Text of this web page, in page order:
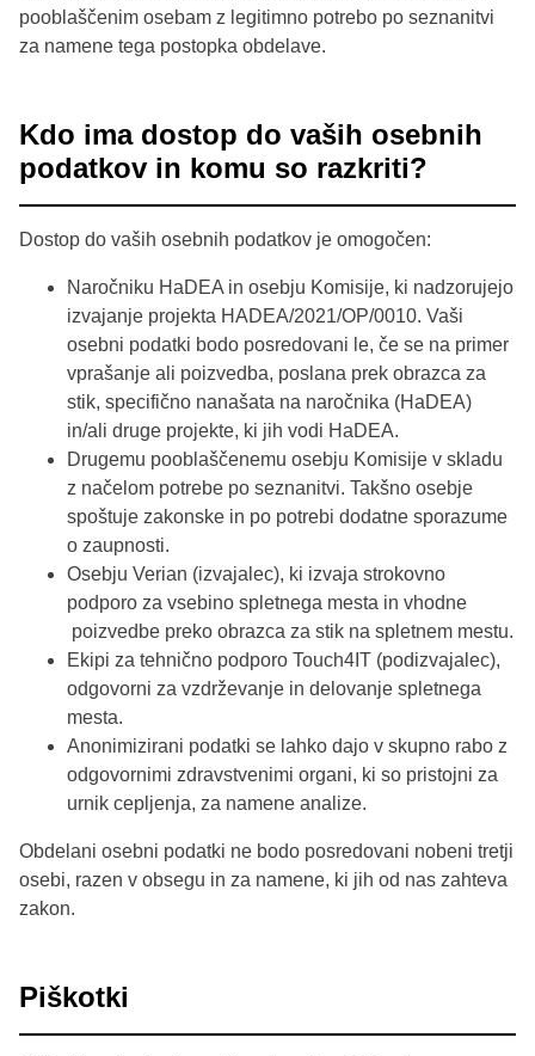
pooblaščenim osebam z legitimno potrebo po seznanitvi
za namene tega postopka obdelave.
Kdo ima dostop do vaših osebnih
podatkov in komu so razkriti?
Dostop do vaših osebnih podatkov je omogočen:
Naročniku HaDEA in osebju Komisije, ki nadzorujejo
izvajanje projekta HADEA/2021/OP/0010. Vaši
osebni podatki bodo posredovani le, če se na primer
vprašanje ali poizvedba, poslana prek obrazca za
stik, specifično nanašata na naročnika (HaDEA)
in/ali druge projekte, ki jih vodi HaDEA.
Drugemu pooblaščenemu osebju Komisije v skladu
z načelom potrebe po seznanitvi. Takšno osebje
spoštuje zakonske in po potrebi dodatne sporazume
o zaupnosti.
Osebju Verian (izvajalec), ki izvaja strokovno
podporo za vsebino spletnega mesta in vhodne
poizvedbe preko obrazca za stik na spletnem mestu.
Ekipi za tehnično podporo Touch4IT (podizvajalec),
odgovorni za vzdrževanje in delovanje spletnega
mesta.
Anonimizirani podatki se lahko dajo v skupno rabo z
odgovornimi zdravstvenimi organi, ki so pristojni za
urnik cepljenja, za namene analize.
Obdelani osebni podatki ne bodo posredovani nobeni tretji
osebi, razen v obsegu in za namene, ki jih od nas zahteva
zakon.
Piškotki